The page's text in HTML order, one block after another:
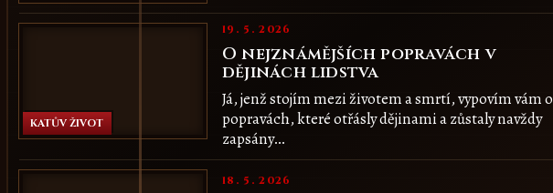
KATŮV ŽIVOT
19. 5. 2026
O nejznámějších popravách v
dějinách lidstva
Já, jenž stojím mezi životem a smrtí, vypovím vám o
popravách, které otřásly dějinami a zůstaly navždy
zapsány…
18. 5. 2026